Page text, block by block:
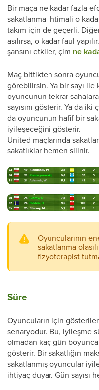
Bir maça ne kadar fazla
sakatlanma ihtimali o
takım için de geçerli.
asılırsa, o kadar faul
şansını etkiler, çim ne
Maç bittikten sonra
görebilirsin. Ya bir sayı ile
oyuncunun tekrar
sayısını gösterir. Ya da
da oyuncunun hafif bir
iyileşeceğini gösterir.
United maçlarında
sakatlıklar hemen silinir.
Oyuncularının
sakatlanma
fizyoterapist
Süre
Oyuncuların için
senaryodur. Bu, iyileşme
olmadan kaç gün boyunca
gösterir. Bir sakatlığın
sakatlanmış oyuncular
ihtiyaç duyar. Gün sayısı